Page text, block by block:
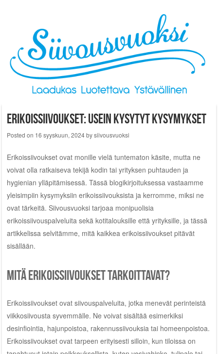
Erikoissiivoukset: usein kysytyt kysymykset
Posted on 16 syyskuun, 2024bysiivousvuoksi
Erikoissiivoukset ovat monille vielä tuntematon käsite, mutta ne
voivat olla ratkaiseva tekijä kodin tai yrityksen puhtauden ja
hygienian ylläpitämisessä. Tässä blogikirjoituksessa vastaamme
yleisimpiin kysymyksiin erikoissiivouksista ja kerromme, miksi ne
ovat tärkeitä. Siivousvuoksi tarjoaa monipuolisia
erikoissiivouspalveluita sekä kotitalouksille että yrityksille, ja tässä
artikkelissa selvitämme, mitä kaikkea erikoissiivoukset pitävät
sisällään.
Mitä erikoissiivoukset tarkoittavat?
Erikoissiivoukset ovat siivouspalveluita, jotka menevät perinteistä
viikkosiivousta syvemmälle. Ne voivat sisältää esimerkiksi
desinfiointia, hajunpoistoa, rakennussiivouksia tai homeenpoistoa.
Erikoissiivoukset ovat tarpeen erityisesti silloin, kun tiloissa on